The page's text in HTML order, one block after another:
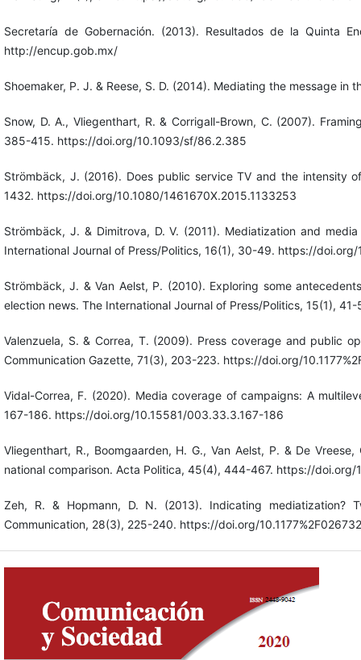
Secretaría de Gobernación. (2013). Resultados de la Quinta
http://encup.gob.mx/
Shoemaker, P. J. & Reese, S. D. (2014). Mediating the message
Snow, D. A., Vliegenthart, R. & Corrigall-Brown, C. (2007).
385-415. https://doi.org/10.1093/sf/86.2.385
Strömbäck, J. (2016). Does public service TV and the intensity
1432. https://doi.org/10.1080/1461670X.2015.1133253
Strömbäck, J. & Dimitrova, D. V. (2011). Mediatization and
International Journal of Press/Politics, 16(1), 30-49. https://doi.org/
Strömbäck, J. & Van Aelst, P. (2010). Exploring some
election news. The International Journal of Press/Politics, 15(1),
Valenzuela, S. & Correa, T. (2009). Press coverage and public
Communication Gazette, 71(3), 203-223. https://doi.org/
Vidal-Correa, F. (2020). Media coverage of campaigns: A
167-186. https://doi.org/10.15581/003.33.3.167-186
Vliegenthart, R., Boomgaarden, H. G., Van Aelst, P. & De
national comparison. Acta Politica, 45(4), 444-467. https://doi.org/
Zeh, R. & Hopmann, D. N. (2013). Indicating mediatization?
Communication, 28(3), 225-240. https://doi.org/